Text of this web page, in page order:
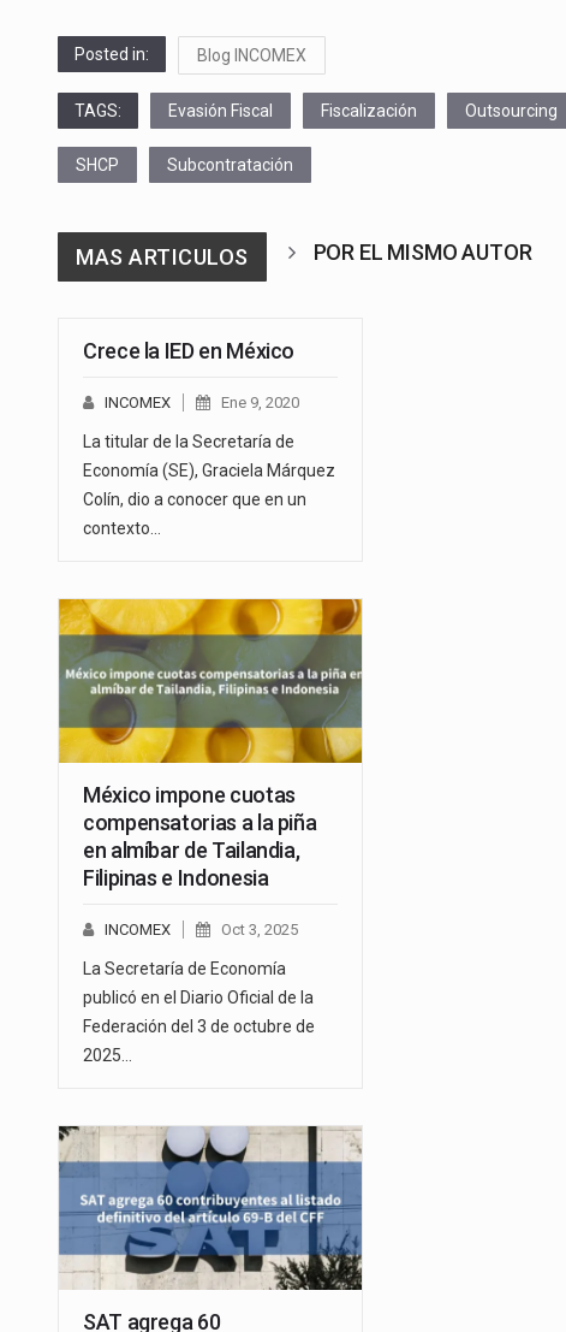
Posted in: Blog INCOMEX
TAGS: Evasión Fiscal Fiscalización Outsourcing
SHCP Subcontratación
MAS ARTICULOS POR EL MISMO AUTOR
Crece la IED en México
INCOMEX Ene 9, 2020
La titular de la Secretaría de
Economía (SE), Graciela Márquez
Colín, dio a conocer que en un
contexto…
México impone cuotas
compensatorias a la piña
en almíbar de Tailandia,
Filipinas e Indonesia
INCOMEX Oct 3, 2025
La Secretaría de Economía
publicó en el Diario Oficial de la
Federación del 3 de octubre de
2025…
SAT agrega 60